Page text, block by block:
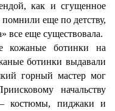
как и сгущенное
еще по детству,
еще существовала.
кожаные ботинки на
ботинки выдавали
горный мастер мог
начальству
костюмы, пиджаки и